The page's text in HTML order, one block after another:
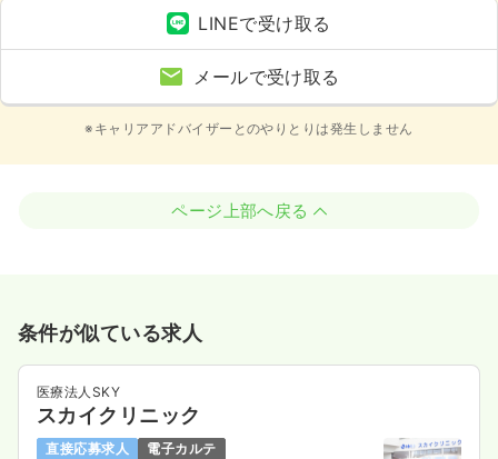
LINEで受け取る
メールで受け取る
※キャリアアドバイザーとのやりとりは発生しません
ページ上部へ戻る
条件が似ている求人
医療法人SKY
スカイクリニック
直接応募求人
電子カルテ